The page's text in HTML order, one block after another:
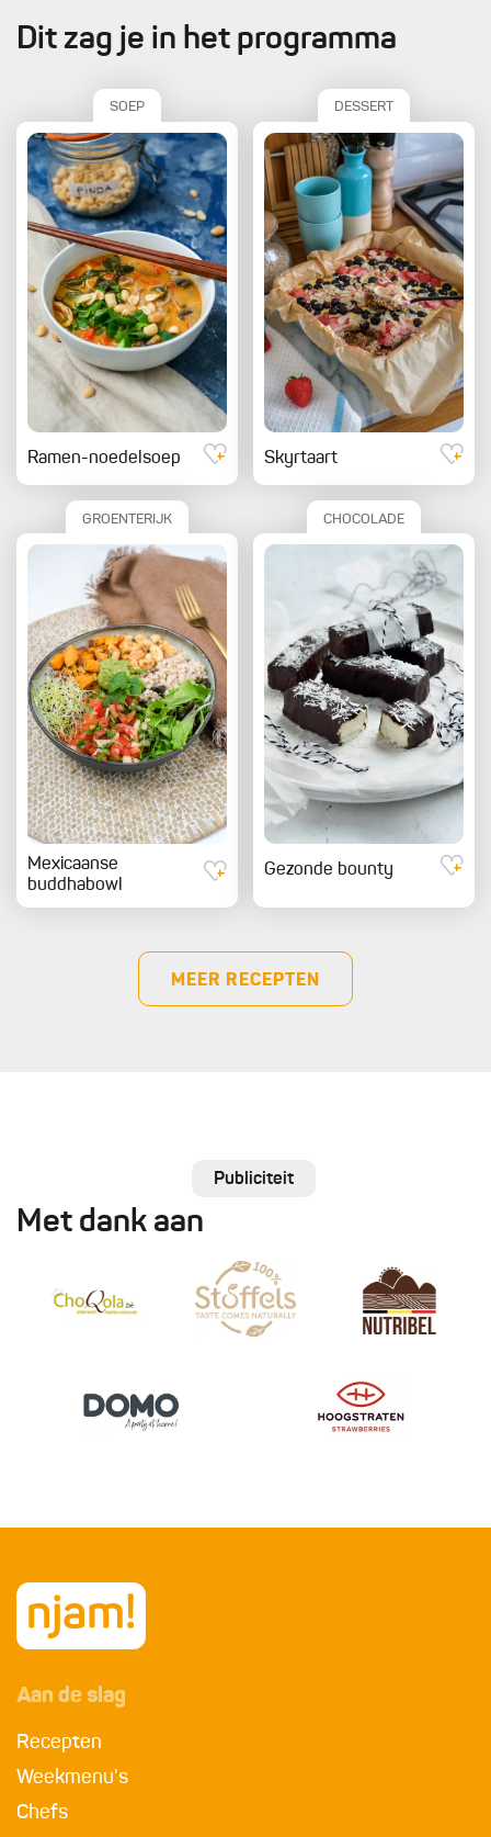
Dit zag je in het programma
SOEP
Ramen-noedelsoep
DESSERT
Skyrtaart
GROENTERIJK
Mexicaanse
buddhabowl
CHOCOLADE
Gezonde bounty
MEER RECEPTEN
Publiciteit
Met dank aan
Aan de slag
Recepten
Weekmenu's
Chefs